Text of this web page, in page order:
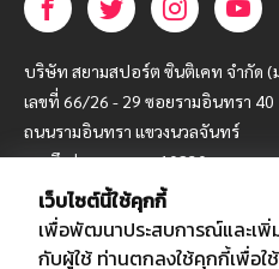
บริษัท สยามสปอร์ต ซินติเคท จำกัด (
เลขที่ 66/26 - 29 ซอยรามอินทรา 40
ถนนรามอินทรา แขวงนวลจันทร์
เขตบึงกุ่ม กรุงเทพฯ 10230
โทร : 02-5088-000
อีเมล์ : webmaster@siamsport.co.th
เว็บไซต์นี้ใช้คุกกี้
เพื่อพัฒนาประสบการณ์และเพิ่
กับผู้ใช้ ท่านตกลงใช้คุกกี้เพื่อใ